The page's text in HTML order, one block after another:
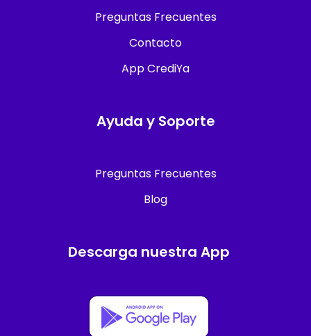
Preguntas Frecuentes
Contacto
App CrediYa
Ayuda y Soporte
Preguntas Frecuentes
Blog
Descarga nuestra App